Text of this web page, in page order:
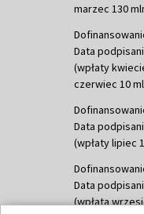
marzec 130
Data
(wpłaty
czerwiec 10
Data
(wpłaty lipiec
Data
(wpłata